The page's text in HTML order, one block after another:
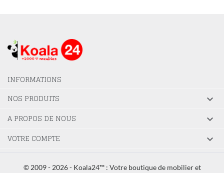
INFORMATIONS
NOS PRODUITS

A PROPOS DE NOUS 
VOTRE COMPTE 
© 2009 - 2026 - Koala24™ : Votre boutique de mobilier et